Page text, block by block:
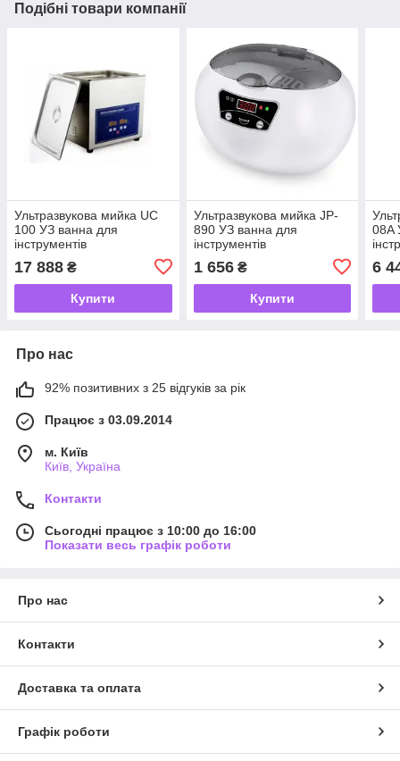
Подібні товари компанії
Ультразвукова мийка UC
100 УЗ ванна для
інструментів
17 888 ₴
Купити
Ультразвукова мийка JP-
890 УЗ ванна для
інструментів
1 656₴
Купити
08A
6
Про нас
92% позитивних з 25 відгуків за рік
Працює з 03.09.2014
м. Київ
Київ, Україна
Контакти
Сьогодні працює з 10:00 до 16:00
Показати весь графік роботи
Про нас
Контакти
Доставка та оплата
Графік роботи